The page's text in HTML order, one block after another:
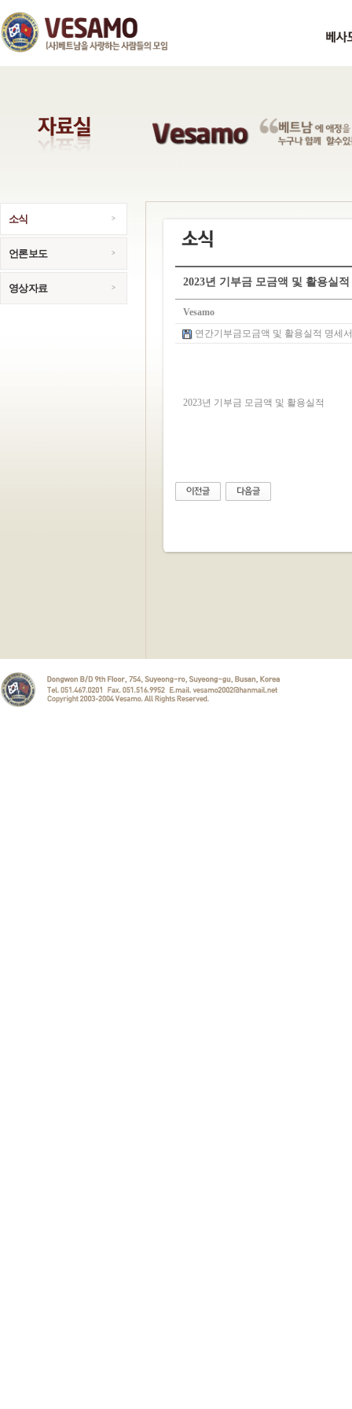
소식
언론보도
영상자료
2023년 기부금 모금액 및 활용실적
Vesamo
연간기부금모금액 및 활용실적 명세
2023년 기부금 모금액 및 활용실적